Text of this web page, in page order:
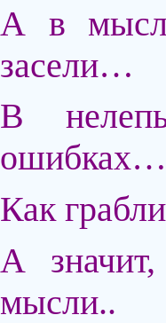
А в
засели…
В
ошибках…
Как
А
мысли..